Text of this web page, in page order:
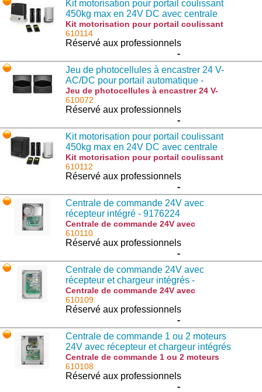
Kit motorisation pour portail coulissant
450kg max en 24V DC avec centrale
incorporée - 959003665
Kit motorisation pour portail coulissant
450kg max en 24V DC avec centrale
incorporée - 959003665 : KBULL424SE
610114
Réservé aux professionnels
-
Jeu de photocellules à encastrer 24 V-
AC/DC pour portail automatique -
940901766
Jeu de photocellules à encastrer 24 V-
AC/DC pour portail automatique -
940901766 : PIXEL
610072
Réservé aux professionnels
-
Kit motorisation pour portail coulissant
450kg max en 24V DC avec centrale
incorporée - 959007205
Kit motorisation pour portail coulissant
450kg max en 24V DC avec centrale
incorporée - 959007205 : KWOLF424
610112
Réservé aux professionnels
-
Centrale de commande 24V avec
récepteur intégré - 9176224
Centrale de commande 24V avec
récepteur intégré - 9176224 : BRAINY24
610110
Réservé aux professionnels
-
Centrale de commande 24V avec
récepteur et chargeur intégrés -
917603001
Centrale de commande 24V avec
récepteur et chargeur intégrés -
917603001 : TRUST24
610109
Réservé aux professionnels
-
Centrale de commande 1 ou 2 moteurs
24V avec récepteur et chargeur intégrés
- 917603712
Centrale de commande 1 ou 2 moteurs
24V avec récepteur et chargeur intégrés -
917603712 : BRAINY24 PLUS
610108
Réservé aux professionnels
-